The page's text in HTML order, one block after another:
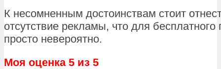
К несомненным достоинствам стоит
отсутствие рекламы, что для
просто невероятно.
Моя оценка 5 из 5